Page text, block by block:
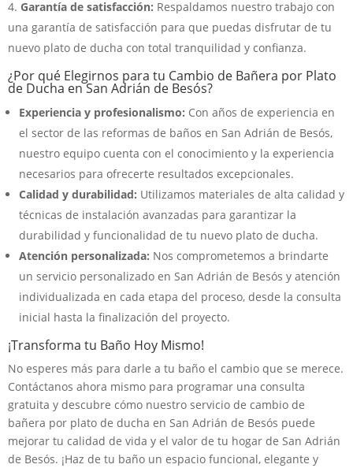
Garantía de satisfacción: Respaldamos nuestro trabajo con
una garantía de satisfacción para que puedas disfrutar de tu
nuevo plato de ducha con total tranquilidad y confianza.
¿Por qué Elegirnos para tu Cambio de Bañera por Plato
de Ducha en San Adrián de Besós?
Experiencia y profesionalismo: Con años de experiencia en
el sector de las reformas de baños en San Adrián de Besós,
nuestro equipo cuenta con el conocimiento y la experiencia
necesarios para ofrecerte resultados excepcionales.
Calidad y durabilidad: Utilizamos materiales de alta calidad y
técnicas de instalación avanzadas para garantizar la
durabilidad y funcionalidad de tu nuevo plato de ducha.
Atención personalizada: Nos comprometemos a brindarte
un servicio personalizado en San Adrián de Besós y atención
individualizada en cada etapa del proceso, desde la consulta
inicial hasta la finalización del proyecto.
¡Transforma tu Baño Hoy Mismo!
No esperes más para darle a tu baño el cambio que se merece.
Contáctanos ahora mismo para programar una consulta
gratuita y descubre cómo nuestro servicio de cambio de
bañera por plato de ducha en San Adrián de Besós puede
mejorar tu calidad de vida y el valor de tu hogar de San Adrián
de Besós. ¡Haz de tu baño un espacio funcional, elegante y